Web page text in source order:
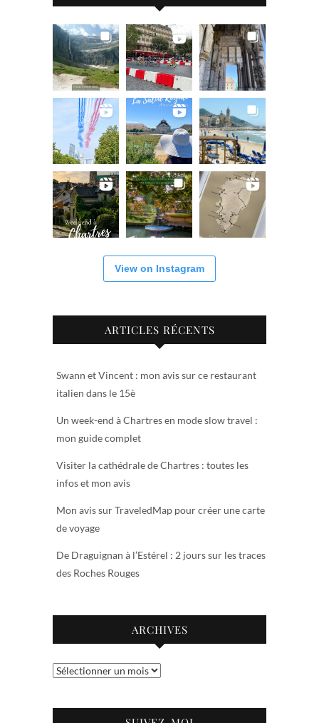
View on Instagram
ARTICLES RÉCENTS
Swann et Vincent : mon avis sur ce restaurant
italien dans le 15è
Un week-end à Chartres en mode slow travel :
mon guide complet
Visiter la cathédrale de Chartres : toutes les
infos et mon avis
Mon avis sur TraveledMap pour créer une carte
de voyage
De Draguignan à l’Estérel : 2 jours sur les traces
des Roches Rouges
ARCHIVES
Archives